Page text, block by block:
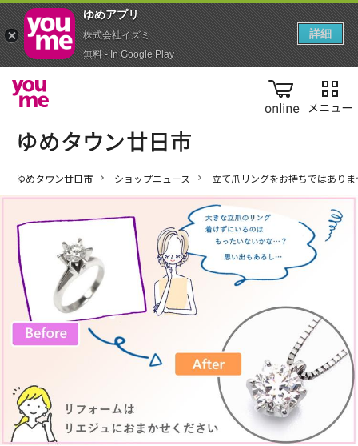
online
ゆめタウン廿日市 ショップニュース 立て爪リングをお持ちではありま
ゆめアプ‪リ‬
株式会社イズミ
無料 - In Google Play
詳細